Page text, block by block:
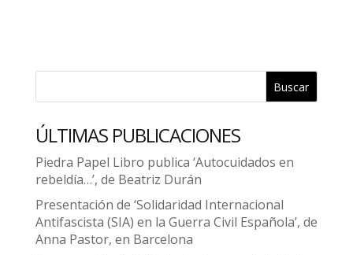
Buscar
ÚLTIMAS PUBLICACIONES
Piedra Papel Libro publica ‘Autocuidados en
rebeldía…’, de Beatriz Durán
Presentación de ‘Solidaridad Internacional
Antifascista (SIA) en la Guerra Civil Española’, de
Anna Pastor, en Barcelona